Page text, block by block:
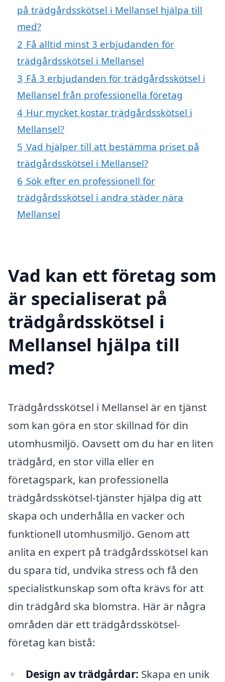
på trädgårdsskötsel i Mellansel hjälpa till
med?
2 Få alltid minst 3 erbjudanden för
trädgårdsskötsel i Mellansel
3 Få 3 erbjudanden för trädgårdsskötsel i
Mellansel från professionella företag
4 Hur mycket kostar trädgårdsskötsel i
Mellansel?
5 Vad hjälper till att bestämma priset på
trädgårdsskötsel i Mellansel?
6 Sök efter en professionell för
trädgårdsskötsel i andra städer nära
Mellansel
Vad kan ett företag som
är specialiserat på
trädgårdsskötsel i
Mellansel hjälpa till
med?
Trädgårdsskötsel i Mellansel är en tjänst
som kan göra en stor skillnad för din
utomhusmiljö. Oavsett om du har en liten
trädgård, en stor villa eller en
företagspark, kan professionella
trädgårdsskötsel-tjänster hjälpa dig att
skapa och underhålla en vacker och
funktionell utomhusmiljö. Genom att
anlita en expert på trädgårdsskötsel kan
du spara tid, undvika stress och få den
specialistkunskap som ofta krävs för att
din trädgård ska blomstra. Här är några
områden där ett trädgårdsskötsel-
företag kan bistå:
Design av trädgårdar: Skapa en unik